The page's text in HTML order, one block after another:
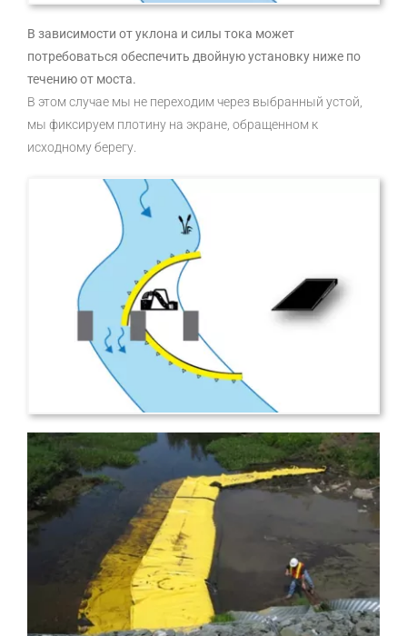
В зависимости от уклона и силы тока может
потребоваться обеспечить двойную установку ниже по
течению от моста.
В этом случае мы не переходим через выбранный устой,
мы фиксируем плотину на экране, обращенном к
исходному берегу.